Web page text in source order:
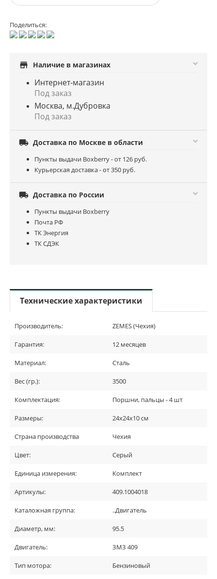
Поделиться:
store Наличие в магазинах
Интернет-магазин
Под заказ
Москва, м.Дубровка
Под заказ
 Доставка по Москве в области
Пункты выдачи Boxberry - от 126 руб.
Курьерская доставка - от 350 руб.
 Доставка по России
Пункты выдачи Boxberry
Почта РФ
ТК Энергия
ТК СДЭК
Технические характеристики
Производитель: ZEMES (Чехия)
Гарантия: 12 месяцев
Материал: Сталь
Вес (гр.): 3500
Комплектация: Поршни, пальцы - 4 шт
Размеры: 24х24х10 см
Страна производства Чехия
Цвет: Серый
Единица измерения: Комплект
Артикулы: 409.1004018
Каталожная группа: ..Двигатель
Диаметр, мм: 95.5
Двигатель: ЗМЗ 409
Тип мотора: Бензиновый